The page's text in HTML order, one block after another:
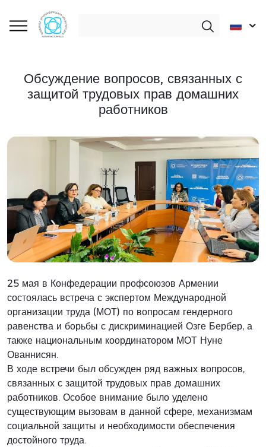
Обсуждение вопросов, связанных с
защитой трудовых прав домашних
работников
25 мая в Конфедерации профсоюзов Армении
состоялась встреча с экспертом Международной
организации труда (МОТ) по вопросам гендерного
равенства и борьбы с дискриминацией Озге Бербер, а
также национальным координатором МОТ Нуне
Ованнисян.
В ходе встречи был обсужден ряд важных вопросов,
связанных с защитой трудовых прав домашних
работников. Особое внимание было уделено
существующим вызовам в данной сфере, механизмам
социальной защиты и необходимости обеспечения
достойного труда.